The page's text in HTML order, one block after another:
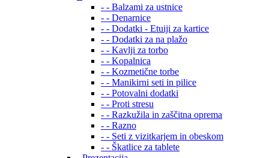
- - Balzami za ustnice
- - Denarnice
- - Dodatki - Etuiji za kartice
- - Dodatki za na plažo
- - Kavlji za torbo
- - Kopalnica
- - Kozmetične torbe
- - Manikirni seti in pilice
- - Potovalni dodatki
- - Proti stresu
- - Razkužila in zaščitna oprema
- - Razno
- - Seti z vizitkarjem in obeskom
- - Škatlice za tablete